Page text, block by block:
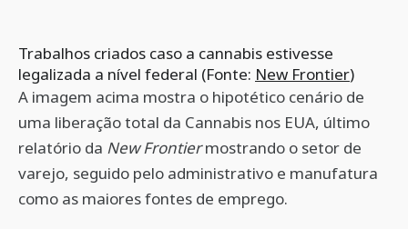
Trabalhos criados caso a cannabis estivesse
legalizada a nível federal (Fonte: New Frontier)
A imagem acima mostra o hipotético cenário de
uma liberação total da Cannabis nos EUA, último
relatório da New Frontiermostrando o setor de
varejo, seguido pelo administrativo e manufatura
como as maiores fontes de emprego.